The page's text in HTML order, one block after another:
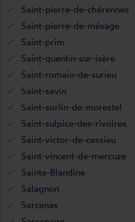
Saint-pierre-de-chérennes
Saint-pierre-de-mésage
Saint-prim
Saint-quentin-sur-isère
Saint-romain-de-surieu
Saint-savin
Saint-sorlin-de-morestel
Saint-sulpice-des-rivoires
Saint-victor-de-cessieu
Saint-vincent-de-mercuze
Sainte-Blandine
Salagnon
Sarcenas